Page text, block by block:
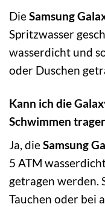
DieSamsung
Spritzwasser
wasserdicht und
oder Duschen
Kann ich die
Schwimmen
Ja, dieSamsung
5 ATM
getragen werden.
Tauchen oder bei